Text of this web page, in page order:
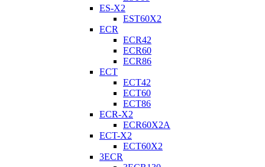
ES-X2
EST60X2
ECR
ECR42
ECR60
ECR86
ECT
ECT42
ECT60
ECT86
ECR-X2
ECR60X2A
ECT-X2
ECT60X2
3ECR